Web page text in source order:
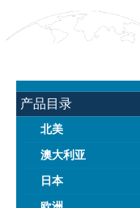
产品目录
北美
澳大利亚
日本